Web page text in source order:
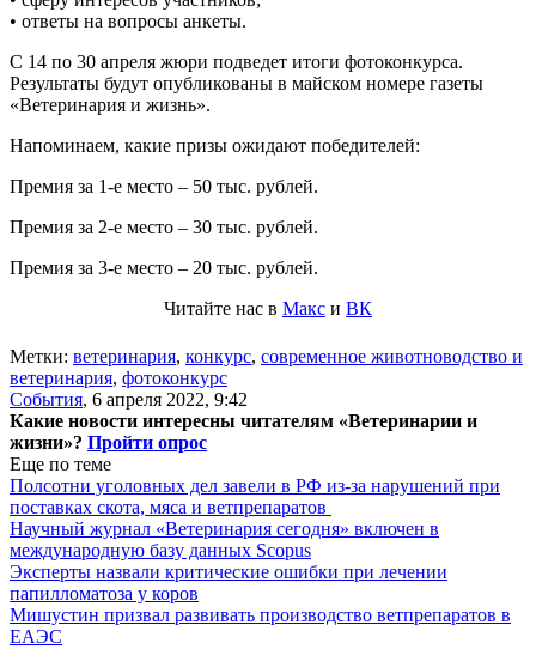
• ответы на вопросы анкеты.
С 14 по 30 апреля жюри подведет итоги фотоконкурса.
Результаты будут опубликованы в майском номере газеты
«Ветеринария и жизнь».
Напоминаем, какие призы ожидают победителей:
Премия за 1-е место – 50 тыс. рублей.
Премия за 2-е место – 30 тыс. рублей.
Премия за 3-е место – 20 тыс. рублей.
Читайте нас в Макс и ВК
Метки: ветеринария, конкурс, современное животноводство и
ветеринария, фотоконкурс
События, 6 апреля 2022, 9:42
Какие новости интересны читателям «Ветеринарии и
жизни»? Пройти опрос
Еще по теме
Полсотни уголовных дел завели в РФ из-за нарушений при
поставках скота, мяса и ветпрепаратов
Научный журнал «Ветеринария сегодня» включен в
международную базу данных Scopus
Эксперты назвали критические ошибки при лечении
папилломатоза у коров
Мишустин призвал развивать производство ветпрепаратов в
ЕАЭС